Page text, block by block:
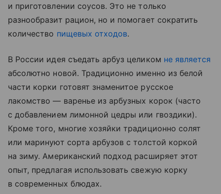
и приготовлении соусов. Это не только
разнообразит рацион, но и помогает сократить
количество пищевых отходов.
В России идея съедать арбуз целиком не является
абсолютно новой. Традиционно именно из белой
части корки готовят знаменитое русское
лакомство — варенье из арбузных корок (часто
с добавлением лимонной цедры или гвоздики).
Кроме того, многие хозяйки традиционно солят
или маринуют сорта арбузов с толстой коркой
на зиму. Американский подход расширяет этот
опыт, предлагая использовать свежую корку
в современных блюдах.